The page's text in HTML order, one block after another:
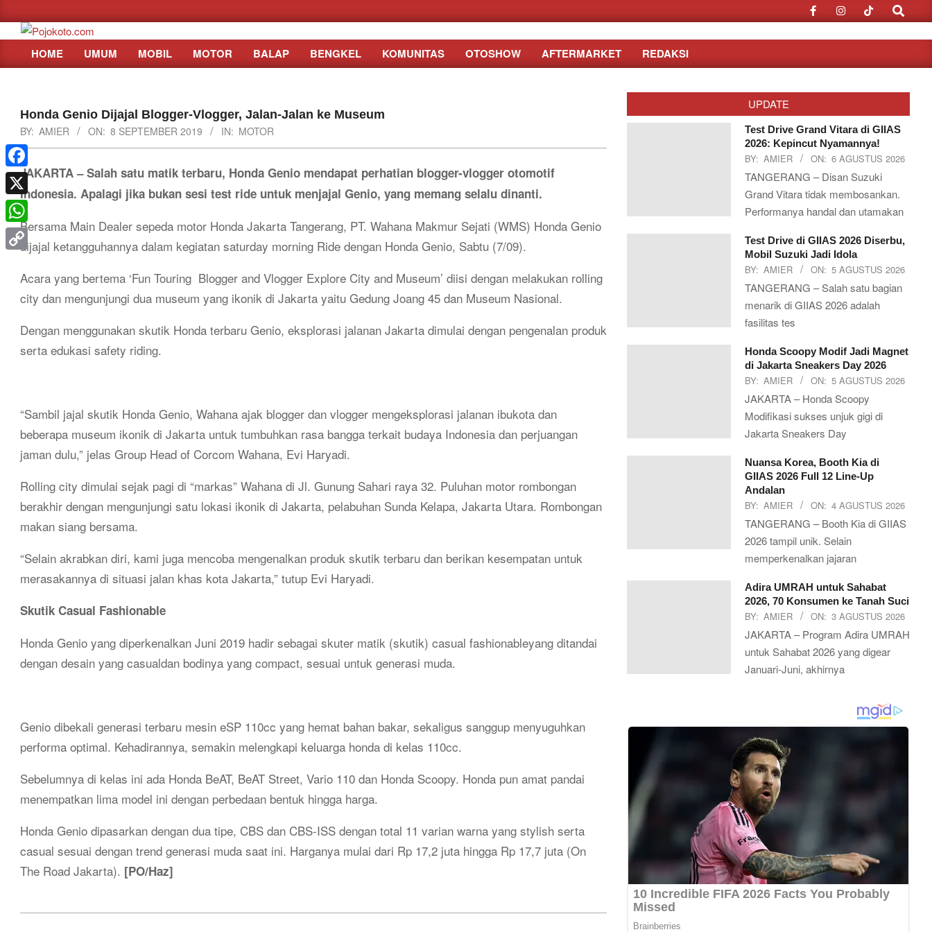
to
content
Search
Primary
HOME UMUM MOBIL MOTOR BALAP BENGKEL KOMUNITAS OTOSHOW AFTERMARKET REDAKSI
Honda Genio Dijajal Blogger-Vlogger, Jalan-Jalan ke Museum
BY: AMIER ON: 8 SEPTEMBER 2019 IN: MOTOR
JAKARTA – Salah satu matik terbaru, Honda Genio mendapat perhatian blogger-vlogger otomotif
Indonesia. Apalagi jika bukan sesi test ride untuk menjajal Genio, yang memang selalu dinanti.
Bersama Main Dealer sepeda motor Honda Jakarta Tangerang, PT. Wahana Makmur Sejati (WMS) Honda Genio
dijajal ketangguhannya dalam kegiatan saturday morning Ride dengan Honda Genio, Sabtu (7/09).
Acara yang bertema ‘Fun Touring Blogger and Vlogger Explore City and Museum’ diisi dengan melakukan rolling
city dan mengunjungi dua museum yang ikonik di Jakarta yaitu Gedung Joang 45 dan Museum Nasional.
Dengan menggunakan skutik Honda terbaru Genio, eksplorasi jalanan Jakarta dimulai dengan pengenalan produk
serta edukasi safety riding.
“Sambil jajal skutik Honda Genio, Wahana ajak blogger dan vlogger mengeksplorasi jalanan ibukota dan
beberapa museum ikonik di Jakarta untuk tumbuhkan rasa bangga terkait budaya Indonesia dan perjuangan
jaman dulu,” jelas Group Head of Corcom Wahana, Evi Haryadi.
Rolling city dimulai sejak pagi di “markas” Wahana di Jl. Gunung Sahari raya 32. Puluhan motor rombongan
berakhir dengan mengunjungi satu lokasi ikonik di Jakarta, pelabuhan Sunda Kelapa, Jakarta Utara. Rombongan
makan siang bersama.
“Selain akrabkan diri, kami juga mencoba mengenalkan produk skutik terbaru dan berikan kesempatan untuk
merasakannya di situasi jalan khas kota Jakarta,” tutup Evi Haryadi.
Skutik Casual Fashionable
Honda Genio yang diperkenalkan Juni 2019 hadir sebagai skuter matik (skutik) casual fashionableyang ditandai
dengan desain yang casualdan bodinya yang compact, sesuai untuk generasi muda.
Genio dibekali generasi terbaru mesin eSP 110cc yang hemat bahan bakar, sekaligus sanggup menyuguhkan
performa optimal. Kehadirannya, semakin melengkapi keluarga honda di kelas 110cc.
Sebelumnya di kelas ini ada Honda BeAT, BeAT Street, Vario 110 dan Honda Scoopy. Honda pun amat pandai
menempatkan lima model ini dengan perbedaan bentuk hingga harga.
Honda Genio dipasarkan dengan dua tipe, CBS dan CBS-ISS dengan total 11 varian warna yang stylish serta
casual sesuai dengan trend generasi muda saat ini. Harganya mulai dari Rp 17,2 juta hingga Rp 17,7 juta (On
The Road Jakarta). [PO/Haz]
UPDATE
Test Drive Grand Vitara di GIIAS
2026: Kepincut Nyamannya!
BY: AMIER ON: 6 AGUSTUS 2026
TANGERANG – Disan Suzuki
Grand Vitara tidak membosankan.
Performanya handal dan utamakan
Test Drive di GIIAS 2026 Diserbu,
Mobil Suzuki Jadi Idola
BY: AMIER ON: 5 AGUSTUS 2026
TANGERANG – Salah satu bagian
menarik di GIIAS 2026 adalah
fasilitas tes
Honda Scoopy Modif Jadi Magnet
di Jakarta Sneakers Day 2026
BY: AMIER ON: 5 AGUSTUS 2026
JAKARTA – Honda Scoopy
Modifikasi sukses unjuk gigi di
Jakarta Sneakers Day
Nuansa Korea, Booth Kia di
GIIAS 2026 Full 12 Line-Up
Andalan
BY: AMIER ON: 4 AGUSTUS 2026
TANGERANG – Booth Kia di GIIAS
2026 tampil unik. Selain
memperkenalkan jajaran
Adira UMRAH untuk Sahabat
2026, 70 Konsumen ke Tanah Suci
BY: AMIER ON: 3 AGUSTUS 2026
JAKARTA – Program Adira UMRAH
untuk Sahabat 2026 yang digear
Januari-Juni, akhirnya
Facebook
X
WhatsApp
Link